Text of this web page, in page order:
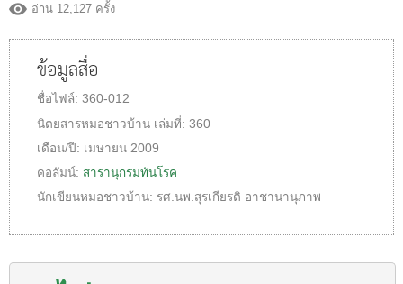
อ่าน 12,127 ครั้ง
ข้อมูลสื่อ
ชื่อไฟล์: 360-012
นิตยสารหมอชาวบ้าน เล่มที่: 360
เดือน/ปี: เมษายน 2009
คอลัมน์: สารานุกรมทันโรค
นักเขียนหมอชาวบ้าน: รศ.นพ.สุรเกียรติ อาชานานุภาพ